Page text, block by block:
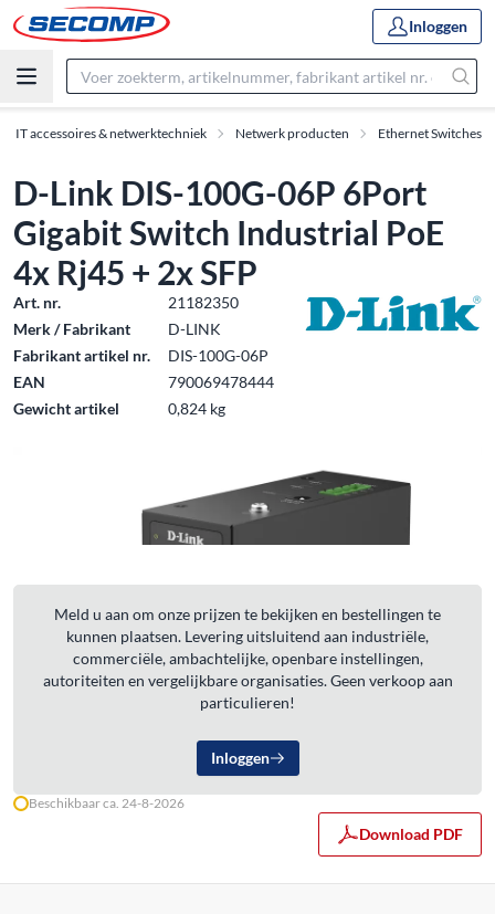
Inloggen
IT accessoires & netwerktechniek Netwerk producten Ethernet Switches
D-Link DIS-100G-06P 6Port
Gigabit Switch Industrial PoE
4x Rj45 + 2x SFP
Art. nr.
21182350
Merk / Fabrikant
D-LINK
Fabrikant artikel nr.
DIS-100G-06P
EAN
790069478444
Gewicht artikel
0,824 kg
Meld u aan om onze prijzen te bekijken en bestellingen te
kunnen plaatsen. Levering uitsluitend aan industriële,
commerciële, ambachtelijke, openbare instellingen,
autoriteiten en vergelijkbare organisaties. Geen verkoop aan
particulieren!
Inloggen
Beschikbaar ca. 24-8-2026
Download PDF